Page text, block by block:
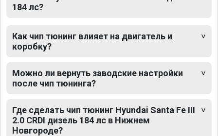
184 лс?
Как чип тюнинг влияет на двигатель и
коробку?
Можно ли вернуть заводские настройки
после чип тюнинга?
Где сделать чип тюнинг Hyundai Santa Fe III
2.0 CRDI дизель 184 лс в Нижнем
Новгороде?